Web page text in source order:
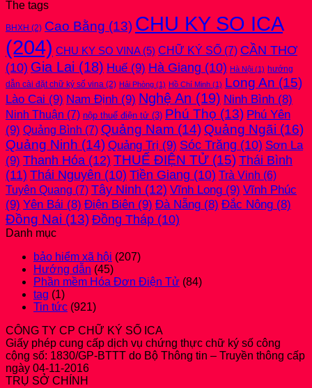
qua
công
ty
thuộc
qua
mạng
cài
đặt
mới
nhất
!!!
The tags
BHXH (2) Cao Bằng (13) CHU KY SO ICA
(204) CHU KY SO VINA(5) CHỮ KÝ SỐ (7) CẦN THƠ
(10) Gia Lai (18) Huế (9) Hà Giang (10) Hà Nội (1) hướng
dẫn cài đặt chữ ký số vina (2) Hải Phòng (1) Hồ Chí Minh (1) Long An (15)
Lào Cai (9) Nam Định (9) Nghệ An (19) Ninh Bình (8)
Ninh Thuận (7) nộp thuế điện tử (3) Phú Thọ (13) Phú Yên
(9) Quảng Bình (7) Quảng Nam (14) Quảng Ngãi (16)
Quảng Ninh (14) Quảng Trị (9) Sóc Trăng (10) Sơn La
(9) Thanh Hóa (12) THUẾ ĐIỆN TỬ (15) Thái Bình
(11) Thái Nguyên (10) Tiền Giang (10) Trà Vinh (6)
Tuyên Quang (7) Tây Ninh (12) Vĩnh Long (9) Vĩnh Phúc
(9) Yên Bái (8) Điện Biên (9) Đà Nẵng (8) Đắc Nông (8)
Đồng Nai (13) Đồng Tháp (10)
Danh mục
bảo hiểm xã hội (207)
Hướng dẫn (45)
Phần mềm Hóa Đơn Điện Tử (84)
tag (1)
Tin tức (921)
CÔNG TY CP CHỮ KÝ SỐ ICA
Giấy phép cung cấp dịch vụ chứng thực chữ ký số công
cộng số: 1830/GP-BTTT do Bộ Thông tin – Truyền thông cấp
ngày 04-11-2016
TRỤ SỞ CHÍNH